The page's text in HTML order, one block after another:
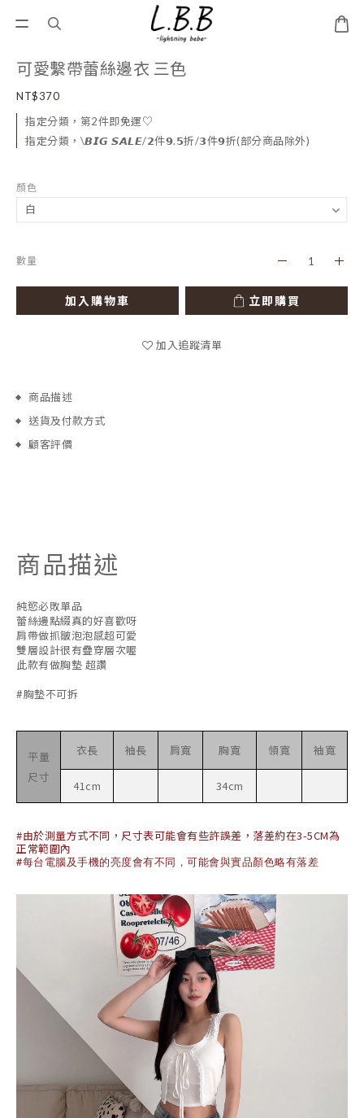
可愛繫帶蕾絲邊衣 三色
NT$370
指定分類，第2件即免運♡
指定分類，\𝘽𝙄𝙂 𝙎𝘼𝙇𝙀/𝟮件𝟵.𝟱折/𝟯件𝟵折(部分商品除外)
顏色
數量
加入購物車 立即購買
加入追蹤清單
商品描述
送貨及付款方式
顧客評價
商品描述
純慾必敗單品
蕾絲邊點綴真的好喜歡呀
肩帶做抓皺泡泡感超可愛
雙層設計很有疊穿層次喔
此款有做胸墊 超讚
#胸墊不可拆
平量
尺寸
衣長 袖長 肩寬 胸寬 領寬 袖寬
41cm 34cm
#由於測量方式不同，尺寸表可能會有些許誤差，落差約在3-5CM為
正常範圍內
#每台電腦及手機的亮度會有不同，可能會與實品顏色略有落差